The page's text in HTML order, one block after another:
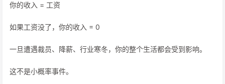
你的收入 = 工资
如果工资没了，你的收入 = 0
一旦遭遇裁员、降薪、行业寒冬，你的整个生活都会受到影响。
这不是小概率事件。